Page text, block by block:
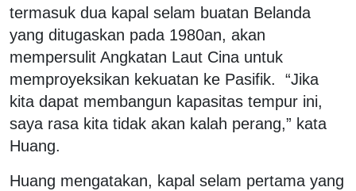
termasuk dua kapal selam buatan Belanda
yang ditugaskan pada 1980an, akan
mempersulit Angkatan Laut Cina untuk
memproyeksikan kekuatan ke Pasifik. “Jika
kita dapat membangun kapasitas tempur ini,
saya rasa kita tidak akan kalah perang,” kata
Huang.
Huang mengatakan, kapal selam pertama yang